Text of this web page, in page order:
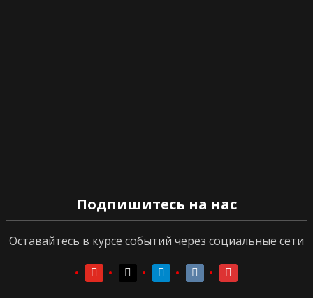
Подпишитесь на нас
Оставайтесь в курсе событий через социальные сети
youtubeyoutubetelegramvkontaktevkontakte